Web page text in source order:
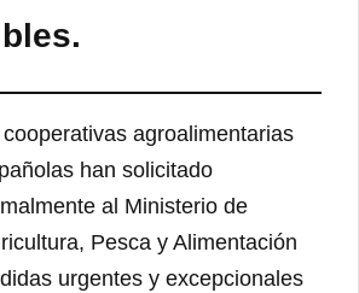
agroalimentarias
han solicitado
al Ministerio de
Pesca y Alimentación
urgentes y excepcionales